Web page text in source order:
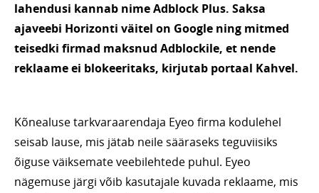
lahendusi kannab nime Adblock Plus. Saksa
ajaveebi Horizonti väitel on Google ning mitmed
teisedki firmad maksnud Adblockile, et nende
reklaame ei blokeeritaks, kirjutab portaal Kahvel.
Kõnealuse tarkvaraarendaja Eyeo firma kodulehel
seisab lause, mis jätab neile sääraseks teguviisiks
õiguse väiksemate veebilehtede puhul. Eyeo
nägemuse järgi võib kasutajale kuvada reklaame, mis